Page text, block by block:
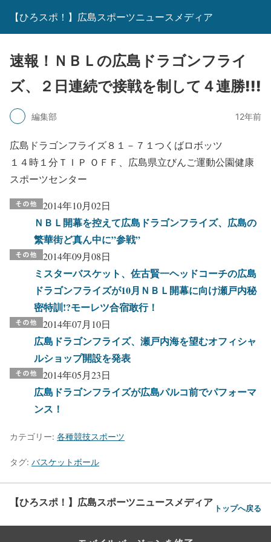
【ひろスポ！】広島スポーツニュースメディア
速報！ＮＢＬの広島ドラゴンフライ
ズ、２日連続で接戦を制して４連勝!!!
編集部 12年前
広島ドラゴンフライズ８１－７１つくばロボッツ
１４時１分ＴＩＰ ＯＦＦ、広島県立びんご運動公園健康
スポーツセンター
2014年10月02日
ＮＢＬ開幕を控えて広島ドラゴンフライズ、広島の
繁華街ど真ん中に”参戦”
2014年09月08日
ミスターバスケット、佐古賢一ヘッドコーチの広島
ドラゴンフライズが10月ＮＢＬ開幕に向け瀬戸内秘
密特訓!?モーレツ合宿敢行！
2014年07月10日
広島ドラゴンフライズ、瀬戸内海を望むオフィシャ
ルショップ開設を発表
2014年05月23日
広島ドラゴンフライズが広島パルコ前でパフォーマ
ンス！
カテゴリー: 各種競技スポーツ
タグ: バスケットボール
【ひろスポ！】広島スポーツニュースメディア トップへ戻る